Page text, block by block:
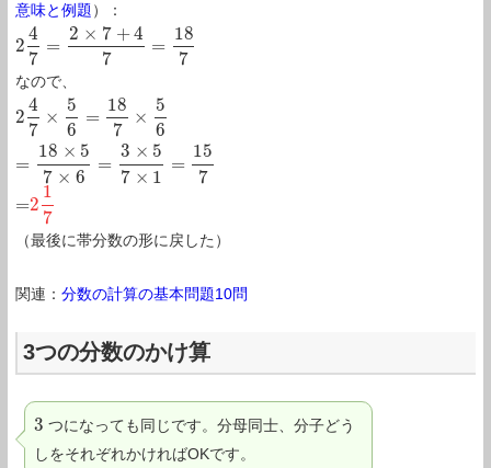
意味と例題）：
2
4
7
=
2 × 7 +4
7
=
18
7
247 =2× 7+47=187
なので、
2
4
7
×
5
6
=
18
7
×
5
6
=
18 × 5
7 × 6
=
3 × 5
7 × 1
=
15
7
247 ×5 6=187 ×56 =18×5
=
= 2
1
7
217
（最後に帯分数の形に戻した）
関連： 分数の計算の基本問題10問
3つの分数のかけ算
3
3 つになっても同じです。分母同士、分子どう
しをそれぞれかければOKです。